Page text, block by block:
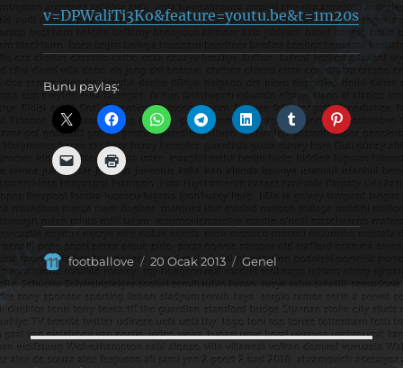
v=DPWaliTi3Ko&feature=youtu.be&t=1m20s
Bunu paylaş:
Yazar
footballove
Yayın
tarihi
20 Ocak 2013 Kategoriler
Genel
Yazı